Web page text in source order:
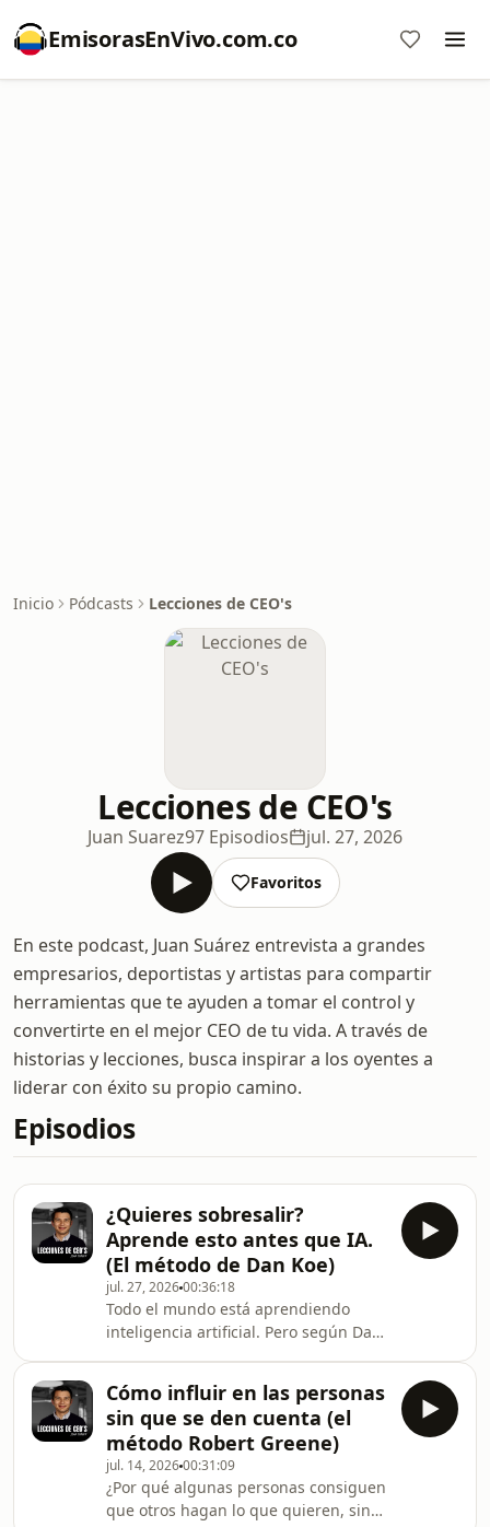
EmisorasEnVivo.com.co
Inicio Pódcasts Lecciones de CEO's
Lecciones de CEO's
Juan Suarez97 Episodios jul. 27, 2026
Favoritos
En este podcast, Juan Suárez entrevista a grandes
empresarios, deportistas y artistas para compartir
herramientas que te ayuden a tomar el control y
convertirte en el mejor CEO de tu vida. A través de
historias y lecciones, busca inspirar a los oyentes a
liderar con éxito su propio camino.
Episodios
¿Quieres sobresalir?
Aprende esto antes que IA.
(El método de Dan Koe)
jul. 27, 202600:36:18
Todo el mundo está aprendiendo
inteligencia artificial. Pero según Dan
Focus— hay una sola habilidad que
hace que cualquier otra habilidad se
aprenda más rápido y valga más:
entender la naturaleza humana.En
este episodio de Lecciones de CEOs
analizamos el método de Dan Koe
Cómo influir en las personas
sin que se den cuenta (el
método Robert Greene)
jul. 14, 202600:31:09
¿Por qué algunas personas consiguen
que otros hagan lo que quieren, sin